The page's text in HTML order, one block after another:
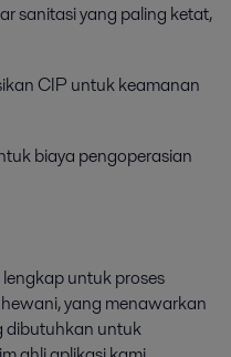
sanitasi yang paling ketat,
CIP untuk keamanan
biaya pengoperasian
untuk proses
yang menawarkan
dibutuhkan untuk